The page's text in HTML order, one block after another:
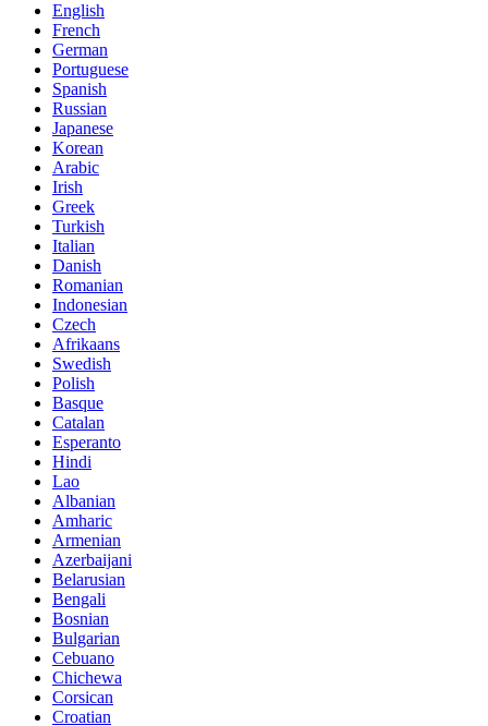
English
French
German
Portuguese
Spanish
Russian
Japanese
Korean
Arabic
Irish
Greek
Turkish
Italian
Danish
Romanian
Indonesian
Czech
Afrikaans
Swedish
Polish
Basque
Catalan
Esperanto
Hindi
Lao
Albanian
Amharic
Armenian
Azerbaijani
Belarusian
Bengali
Bosnian
Bulgarian
Cebuano
Chichewa
Corsican
Croatian